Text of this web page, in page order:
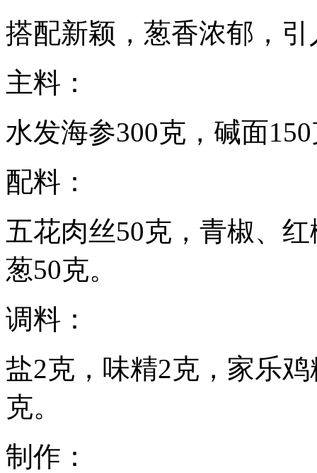
搭配新颖，葱香浓郁，
主料：
水发海参300克，碱面
配料：
五花肉丝50克，青椒、
葱50克。
调料：
盐2克，味精2克，家乐
克。
制作：